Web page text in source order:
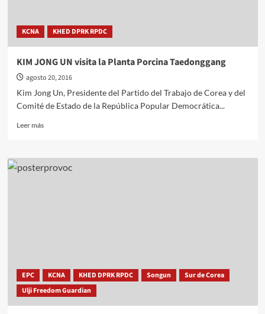
evadir
ser
juzgado
KCNA KHED DPRK RPDC
KIM JONG UN visita la Planta Porcina Taedonggang
agosto 20, 2016
Kim Jong Un, Presidente del Partido del Trabajo de Corea y del
Comité de Estado de la República Popular Democrática...
Leer másLeer
KIM
JONG
EPC KCNA KHED DPRK RPDC Songun
Sur de Corea
Ulji Freedom Guardian